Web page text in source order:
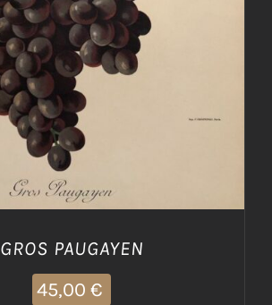
GROS PAUGAYEN
45,00 €